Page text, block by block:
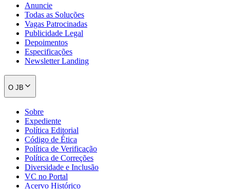
Anuncie
Todas as Soluções
Vagas Patrocinadas
Publicidade Legal
Depoimentos
Especificações
Newsletter Landing
O JB
Sobre
Expediente
Política Editorial
Código de Ética
Política de Verificação
Política de Correções
Diversidade e Inclusão
VC no Portal
Acervo Histórico